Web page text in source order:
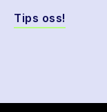
Tips oss!